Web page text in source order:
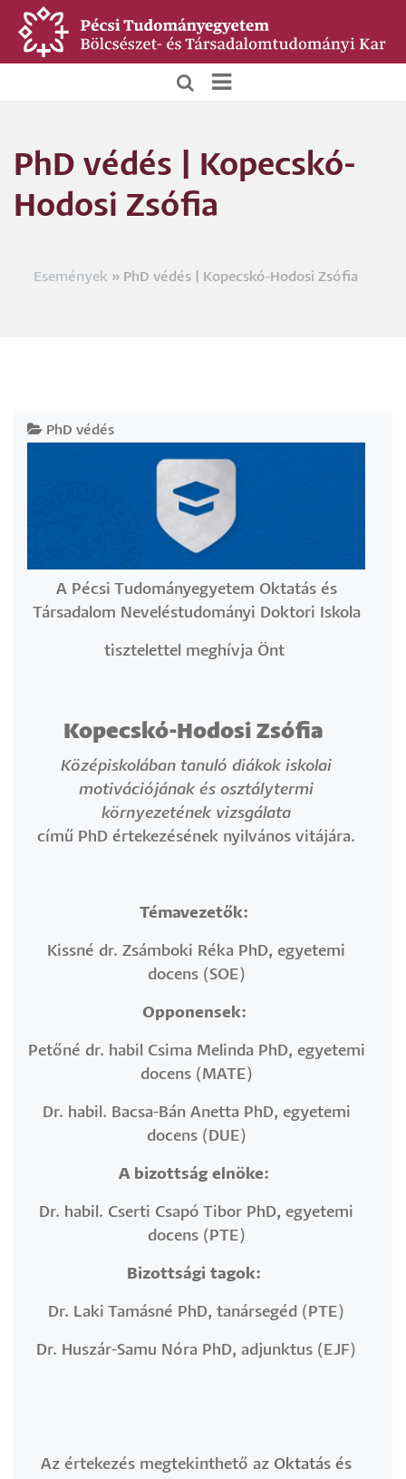
Ugrás
tartalomra
Főoldali
menü
PhD védés | Kopecskó-
Hodosi Zsófia
Morzsa
Események PhD védés | Kopecskó-Hodosi Zsófia
PhD védés
A Pécsi Tudományegyetem Oktatás és
Társadalom Neveléstudományi Doktori Iskola
tisztelettel meghívja Önt
Kopecskó-Hodosi Zsófia
Középiskolában tanuló diákok iskolai
motivációjának és osztálytermi
környezetének vizsgálata
című PhD értekezésének nyilvános vitájára.
Témavezetők:
Kissné dr. Zsámboki Réka PhD, egyetemi
docens (SOE)
Opponensek:
Petőné dr. habil Csima Melinda PhD, egyetemi
docens (MATE)
Dr. habil. Bacsa-Bán Anetta PhD, egyetemi
docens (DUE)
A bizottság elnöke:
Dr. habil. Cserti Csapó Tibor PhD, egyetemi
docens (PTE)
Bizottsági tagok:
Dr. Laki Tamásné PhD, tanársegéd (PTE)
Dr. Huszár-Samu Nóra PhD, adjunktus (EJF)
Az értekezés megtekinthető az Oktatás és